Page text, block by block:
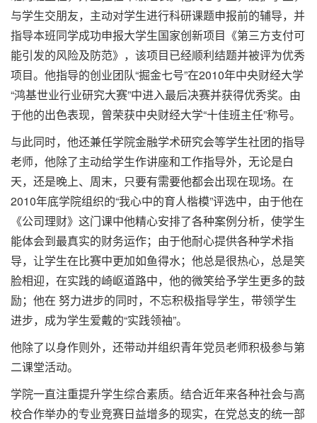
与学生交朋友，主动对学生进行科研课题申报前的辅导，并
指导本班同学成功申报大学生国家创新项目《第三方支付可
能引发的风险及防范》，该项目已经顺利结题并被评为优秀
项目。他指导的创业团队“掘金七号”在2010年中央财经大学
“鸿基世业行业研究大赛”中进入最后决赛并获得优秀奖。由
于他的出色表现，曾荣获中央财经大学“十佳班主任”称号。
与此同时，他还兼任学院金融学术研究会等学生社团的指导
老师，他除了主动给学生作讲座和工作指导外，无论是白
天，还是晚上、周末，只要有需要他都会出现在现场。在
2010年底学院组织的“我心中的育人楷模”评选中，由于他在
《公司理财》这门课中他精心安排了各种案例分析，使学生
能体会到最真实的财务运作；由于他耐心提供各种学术指
导，让学生在比赛中更加如鱼得水；他总是很热心，总是笑
脸相迎，在实践的崎岖道路中，他的微笑给予学生更多的鼓
励；他在 努力进步的同时，不忘积极指导学生，带领学生
进步，成为学生爱戴的“实践领袖”。
他除了以身作则外，还带动并组织青年党员老师积极参与第
二课堂活动。
学院一直注重提升学生综合素质。结合近年来各种社会与高
校合作举办的专业竞赛日益增多的现实，在党总支的统一部